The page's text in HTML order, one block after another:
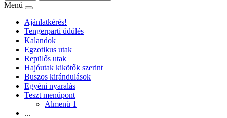
Menü
Ajánlatkérés!
Tengerparti üdülés
Kalandok
Egzotikus utak
Repülős utak
Hajóutak kikötők szerint
Buszos kirándulások
Egyéni nyaralás
Teszt menüpont
Almenü 1
...